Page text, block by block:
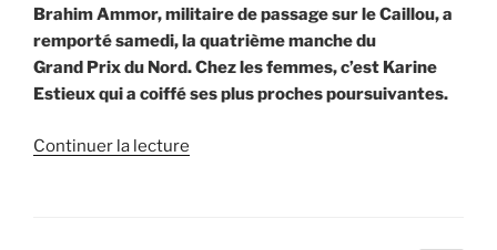
les
raideurs »
Brahim Ammor, militaire de passage sur le Caillou, a
remporté samedi, la quatrième manche du
Grand Prix du Nord. Chez les femmes, c’est Karine
Estieux qui a coiffé ses plus proches poursuivantes.
Continuer la lecture